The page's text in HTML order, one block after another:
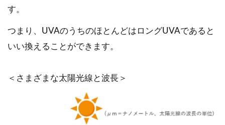
す。
つまり、UVAのうちのほとんどはロングUVAであると
いい換えることができます。
＜さまざまな太陽光線と波長＞